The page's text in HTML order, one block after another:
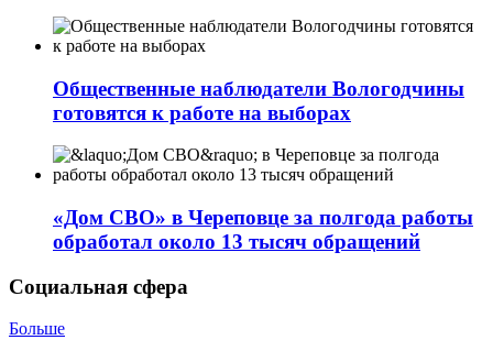
Общественные наблюдатели Вологодчины
готовятся к работе на выборах
«Дом СВО» в Череповце за полгода работы
обработал около 13 тысяч обращений
Социальная сфера
Больше